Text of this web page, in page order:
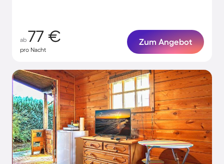
ab 77 €
pro Nacht
Zum Angebot